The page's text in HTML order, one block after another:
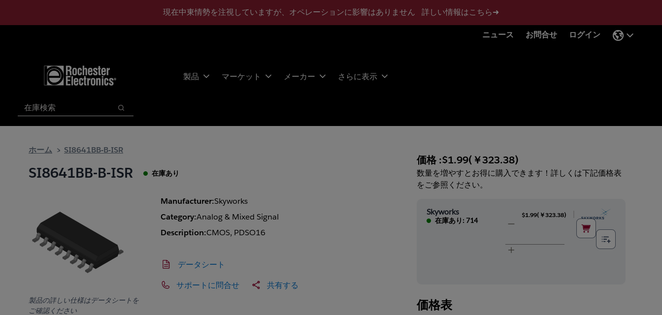
現在中東情勢を注視していますが、オペレーションに影響はありません 詳しい情報はこちら➜
ニュース お問合せ ログイン
製品 マーケット メーカー さらに表示
検索
検索
ホーム SI8641BB-B-ISR
SI8641BB-B-ISR 在庫あり
製品の詳しい仕様はデータシートを
ご確認ください
Manufacturer:Skyworks
Category:Analog & Mixed Signal
Description:CMOS, PDSO16
データシート
サポートに問合せ 共有する
価格 :$1.99(￥323.38)
数量を増やすとお得に購入できます！詳しくは下記価格表
をご参照ください。
Skyworks
在庫あり: 714
$1.99( ￥323.38)
価格表